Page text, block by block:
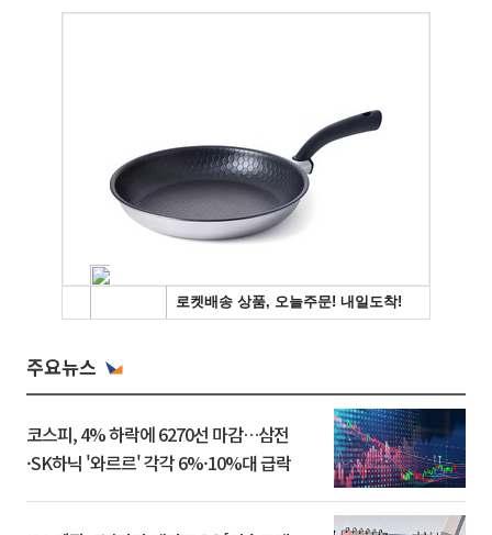
주요뉴스
코스피, 4% 하락에 6270선 마감…삼전
·SK하닉 '와르르' 각각 6%·10%대 급락